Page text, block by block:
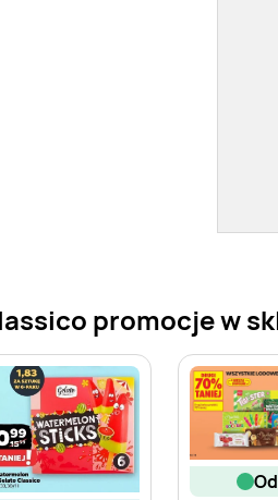
promocje w